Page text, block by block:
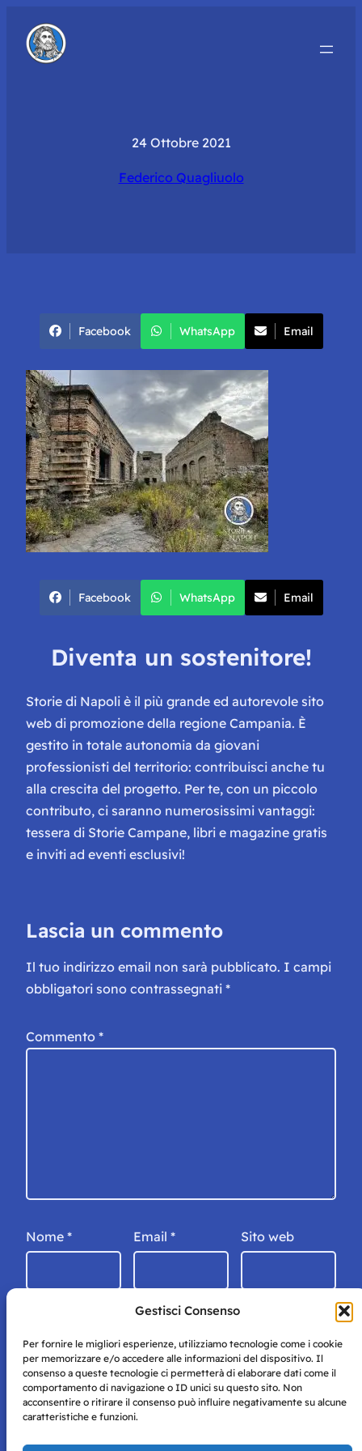
Gestisci Consenso
Per fornire le migliori esperienze, utilizziamo tecnologie come i cookie
per memorizzare e/o accedere alle informazioni del dispositivo. Il
consenso a queste tecnologie ci permetterà di elaborare dati come il
comportamento di navigazione o ID unici su questo sito. Non
acconsentire o ritirare il consenso può influire negativamente su alcune
caratteristiche e funzioni.
24 Ottobre 2021
Federico Quagliuolo
Facebook WhatsApp Email
Facebook WhatsApp Email
Diventa un sostenitore!
Storie di Napoli è il più grande ed autorevole sito
web di promozione della regione Campania. È
gestito in totale autonomia da giovani
professionisti del territorio: contribuisci anche tu
alla crescita del progetto. Per te, con un piccolo
contributo, ci saranno numerosissimi vantaggi:
tessera di Storie Campane, libri e magazine gratis
e inviti ad eventi esclusivi!
Lascia un commento
Il tuo indirizzo email non sarà pubblicato. I campi
obbligatori sono contrassegnati *
Commento *
Nome * Email * Sito web